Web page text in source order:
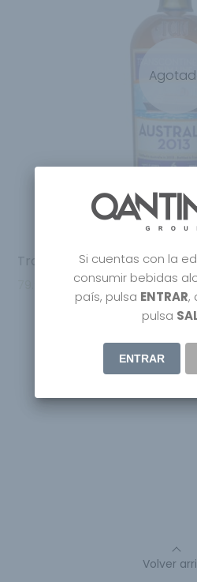
Transcontinental Rum Line
Volver
Si cuentas con la
consumir bebidas
país, pulsa ENTRAR,
pulsa
ENTRAR